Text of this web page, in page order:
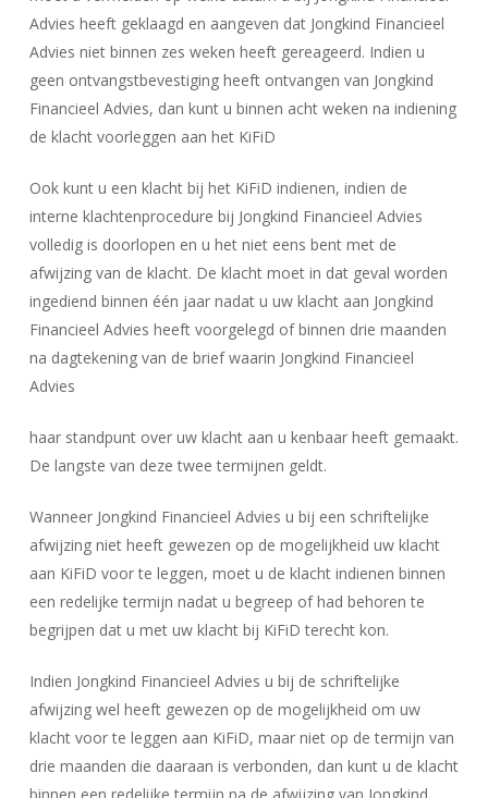
Advies heeft geklaagd en aangeven dat Jongkind Financieel
Advies niet binnen zes weken heeft gereageerd. Indien u
geen ontvangstbevestiging heeft ontvangen van Jongkind
Financieel Advies, dan kunt u binnen acht weken na indiening
de klacht voorleggen aan het KiFiD
Ook kunt u een klacht bij het KiFiD indienen, indien de
interne klachtenprocedure bij Jongkind Financieel Advies
volledig is doorlopen en u het niet eens bent met de
afwijzing van de klacht. De klacht moet in dat geval worden
ingediend binnen één jaar nadat u uw klacht aan Jongkind
Financieel Advies heeft voorgelegd of binnen drie maanden
na dagtekening van de brief waarin Jongkind Financieel
Advies
haar standpunt over uw klacht aan u kenbaar heeft gemaakt.
De langste van deze twee termijnen geldt.
Wanneer Jongkind Financieel Advies u bij een schriftelijke
afwijzing niet heeft gewezen op de mogelijkheid uw klacht
aan KiFiD voor te leggen, moet u de klacht indienen binnen
een redelijke termijn nadat u begreep of had behoren te
begrijpen dat u met uw klacht bij KiFiD terecht kon.
Indien Jongkind Financieel Advies u bij de schriftelijke
afwijzing wel heeft gewezen op de mogelijkheid om uw
klacht voor te leggen aan KiFiD, maar niet op de termijn van
drie maanden die daaraan is verbonden, dan kunt u de klacht